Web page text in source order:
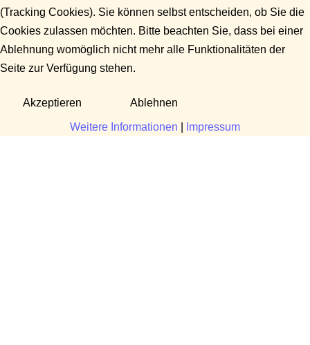
(Tracking Cookies). Sie können selbst entscheiden, ob Sie die
Cookies zulassen möchten. Bitte beachten Sie, dass bei einer
Ablehnung womöglich nicht mehr alle Funktionalitäten der
Seite zur Verfügung stehen.
Akzeptieren Ablehnen
Weitere Informationen Impressum